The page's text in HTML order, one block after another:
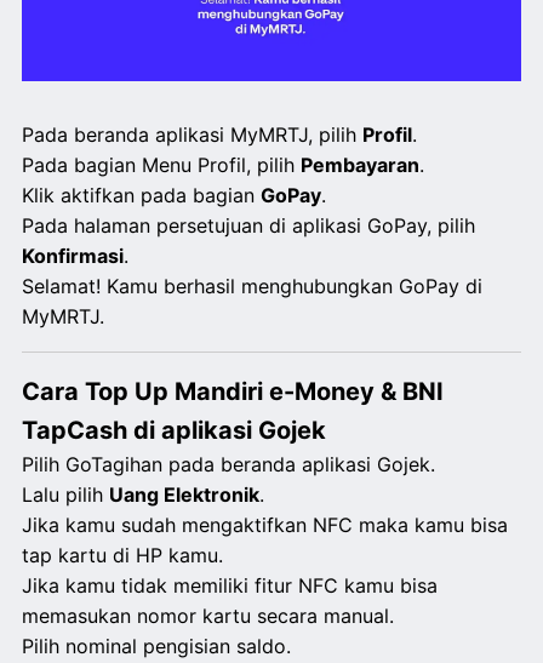
Pada beranda aplikasi MyMRTJ, pilih Profil.
Pada bagian Menu Profil, pilih Pembayaran.
Klik aktifkan pada bagian GoPay.
Pada halaman persetujuan di aplikasi GoPay, pilih
Konfirmasi.
Selamat! Kamu berhasil menghubungkan GoPay di
MyMRTJ.
Cara Top Up Mandiri e-Money & BNI
TapCash di aplikasi Gojek
Pilih GoTagihan pada beranda aplikasi Gojek.
Lalu pilih Uang Elektronik.
Jika kamu sudah mengaktifkan NFC maka kamu bisa
tap kartu di HP kamu.
Jika kamu tidak memiliki fitur NFC kamu bisa
memasukan nomor kartu secara manual.
Pilih nominal pengisian saldo.